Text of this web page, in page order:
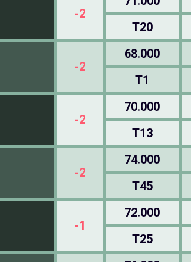
-2
T20
-2
68.000
T1
-2
70.000
T13
-2
74.000
T45
-1
72.000
T25